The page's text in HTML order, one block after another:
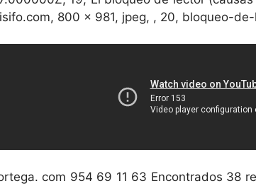
800 x 981, jpeg, , 20, bloqueo-
com 954 69 11 63 Encontrados 38